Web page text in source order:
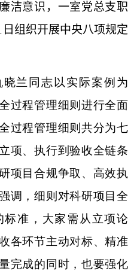
洁意识，一室党总支职
日组织开展中央八项规定
兰同志以实际案例为
过程管理细则进行全面
过程管理细则共分为七
项、执行到验收全链条
项目合规争取、高效执
调，细则对科研项目全
准，大家需从立项论
各环节主动对标、精准
完成的同时，也要强化